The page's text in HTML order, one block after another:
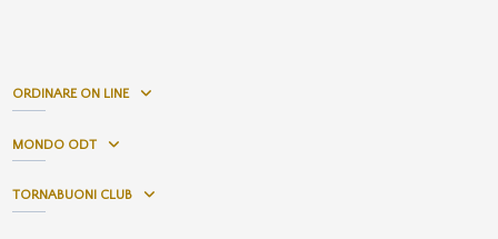
ORDINARE ON LINE
MONDO ODT
TORNABUONI CLUB